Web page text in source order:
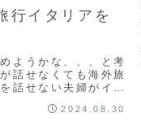
行イタリアを
ようかな、、、と考
話せなくても海外旅
話せない夫婦がイタ
2024.08.30